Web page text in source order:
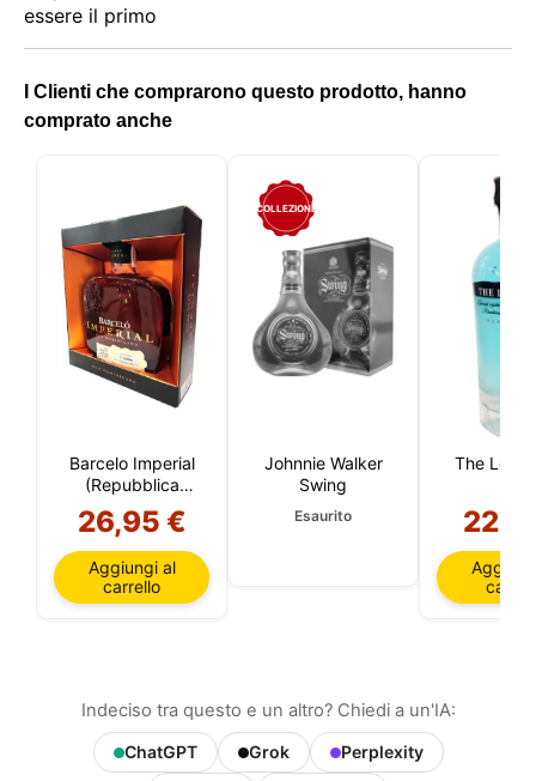
essere il primo
I Clienti che comprarono questo prodotto, hanno
comprato anche
Barcelo Imperial
(Repubblica
Dominicana)
26,95 €
Aggiungi al
carrello
COLLEZIONE
Johnnie Walker
Swing
Esaurito
The
Indeciso tra questo e un altro? Chiedi a un'IA:
ChatGPT Grok
Perplexity